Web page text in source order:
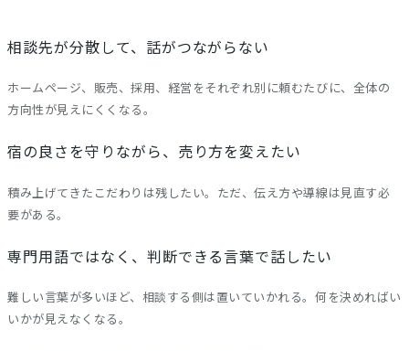
相談先が分散して、話がつながらない
ホームページ、販売、採用、経営をそれぞれ別に頼むたびに、全体の
方向性が見えにくくなる。
宿の良さを守りながら、売り方を変えたい
積み上げてきたこだわりは残したい。ただ、伝え方や導線は見直す必
要がある。
専門用語ではなく、判断できる言葉で話したい
難しい言葉が多いほど、相談する側は置いていかれる。何を決めればい
いかが見えなくなる。